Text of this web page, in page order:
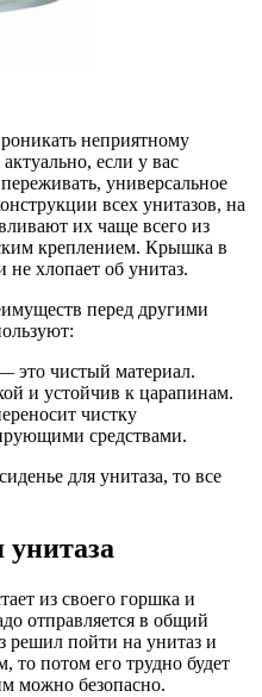
неприятному
если у вас
универсальное
всех унитазов, на
их чаще всего из
креплением. Крышка в
не хлопает об унитаз.
перед другими
это чистый материал.
и устойчив к царапинам.
чистку
средствами.
для унитаза, то все
унитаза
из своего горшка и
отправляется в общий
решил пойти на унитаз и
то потом его трудно будет
можно безопасно.